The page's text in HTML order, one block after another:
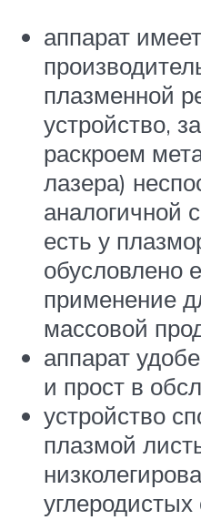
аппарат
плазменной
устройство,
раскроем
лазера)
аналогичной
есть у
обусловлено
применение
массовой
аппарат
и прост в
устройство
плазмой
углеродистых